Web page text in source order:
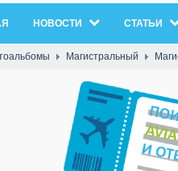
НОВОСТИ СТАТЬИ
Магистральный